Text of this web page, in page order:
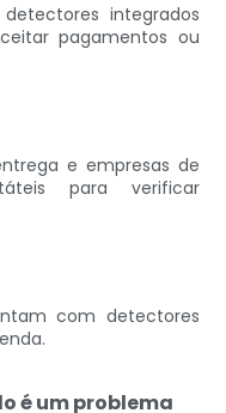
integrados
pagamentos ou
e empresas de
para verificar
com detectores
é um problema